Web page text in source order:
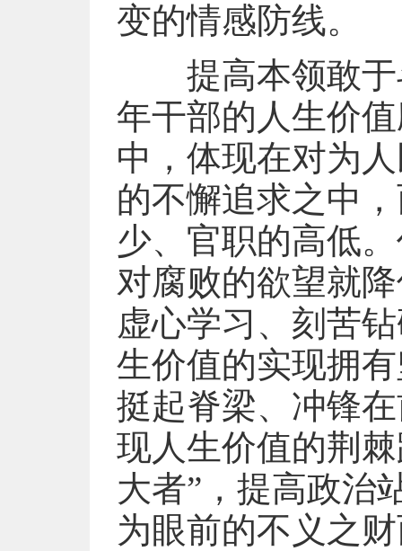
变的情感防线。
提高本领敢于
年干部的人生价
中，体现在对为
的不懈追求之中
少、官职的高低
对腐败的欲望就
虚心学习、刻苦
生价值的实现拥
挺起脊梁、冲锋
现人生价值的荆
大者”，提高政治
为眼前的不义之